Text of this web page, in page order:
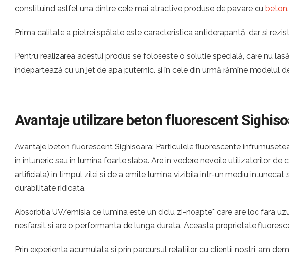
constituind astfel una dintre cele mai atractive produse de pavare cu beton.
Prima calitate a pietrei spălate este caracteristica antiderapantă, dar si
Pentru realizarea acestui produs se foloseste o solutie specială, care nu
îndepartează cu un jet de apa puternic, și în cele din urmă rămîne modelul
Avantaje utilizare beton fluorescent
Avantaje beton fluorescent Sighisoara: Particulele fluorescente
in intuneric sau in lumina foarte slaba. Are in vedere nevoile utilizatorilor
artificiala) in timpul zilei si de a emite lumina vizibila intr-un mediu
durabilitate ridicata.
Absorbtia UV/emisia de lumina este un ciclu zi-noapte* care are loc fara
nesfarsit si are o performanta de lunga durata. Aceasta proprietate
Prin experienta acumulata si prin parcursul relatiilor cu clientii nostri, am